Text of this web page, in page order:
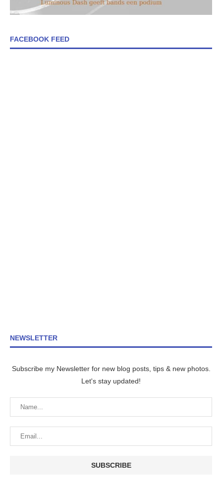
FACEBOOK FEED
NEWSLETTER
Subscribe my Newsletter for new blog posts, tips & new photos.
Let's stay updated!